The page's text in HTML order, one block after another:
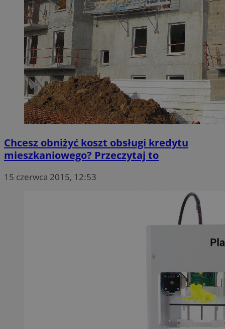
Chcesz obniżyć koszt obsługi kredytu
mieszkaniowego? Przeczytaj to
15 czerwca 2015, 12:53